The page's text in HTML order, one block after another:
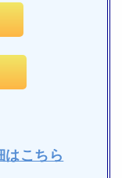
はこちら